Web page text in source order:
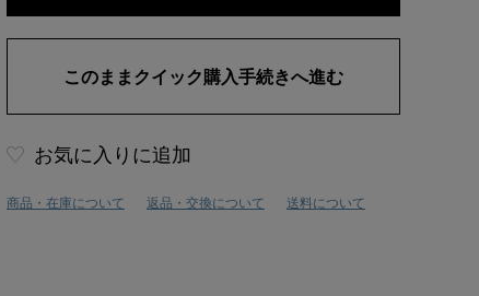
お気に入りに追加
商品・在庫について 返品・交換について 送料について